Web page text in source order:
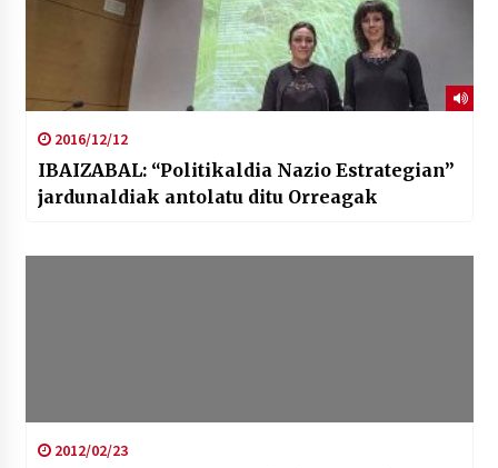
2016/12/12
IBAIZABAL: “Politikaldia Nazio Estrategian”
jardunaldiak antolatu ditu Orreagak
2012/02/23